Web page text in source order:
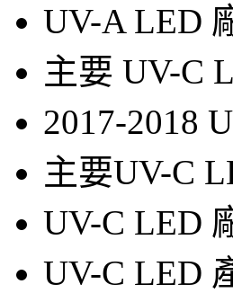
UV-A LED
主要 UV-C
2017-2018
主要UV-C
UV-C LED
UV-C LED